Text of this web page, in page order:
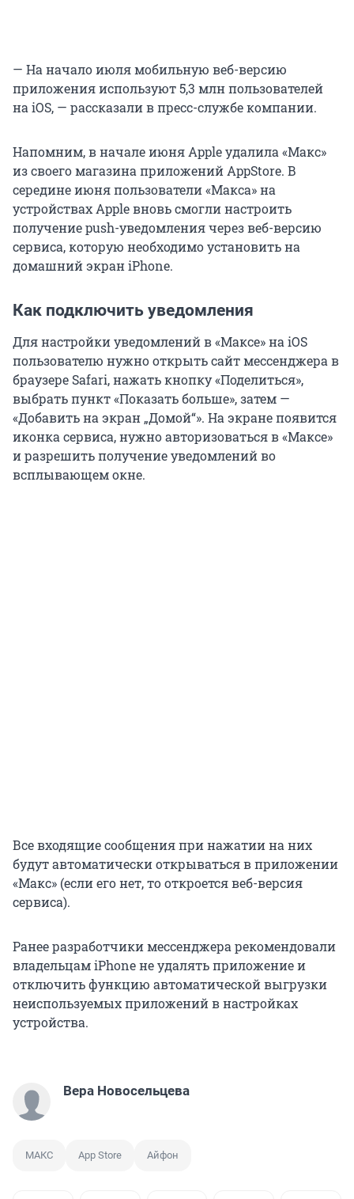
— На начало июля мобильную веб-версию
приложения используют 5,3 млн пользователей
на iOS, — рассказали в пресс-службе компании.
Напомним, в начале июня Apple удалила «Макс»
из своего магазина приложений AppStore. В
середине июня пользователи «Макса» на
устройствах Apple вновь смогли настроить
получение push-уведомления через веб-версию
сервиса, которую необходимо установить на
домашний экран iPhone.
Как подключить уведомления
Для настройки уведомлений в «Максе» на iOS
пользователю нужно открыть сайт мессенджера в
браузере Safari, нажать кнопку «Поделиться»,
выбрать пункт «Показать больше», затем —
«Добавить на экран „Домой“». На экране появится
иконка сервиса, нужно авторизоваться в «Максе»
и разрешить получение уведомлений во
всплывающем окне.
Все входящие сообщения при нажатии на них
будут автоматически открываться в приложении
«Макс» (если его нет, то откроется веб-версия
сервиса).
Ранее разработчики мессенджера рекомендовали
владельцам iPhone не удалять приложение и
отключить функцию автоматической выгрузки
неиспользуемых приложений в настройках
устройства.
Вера Новосельцева
МАКС App Store Айфон